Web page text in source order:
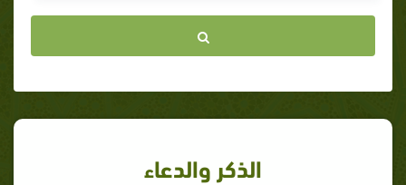
الذكر والدعاء